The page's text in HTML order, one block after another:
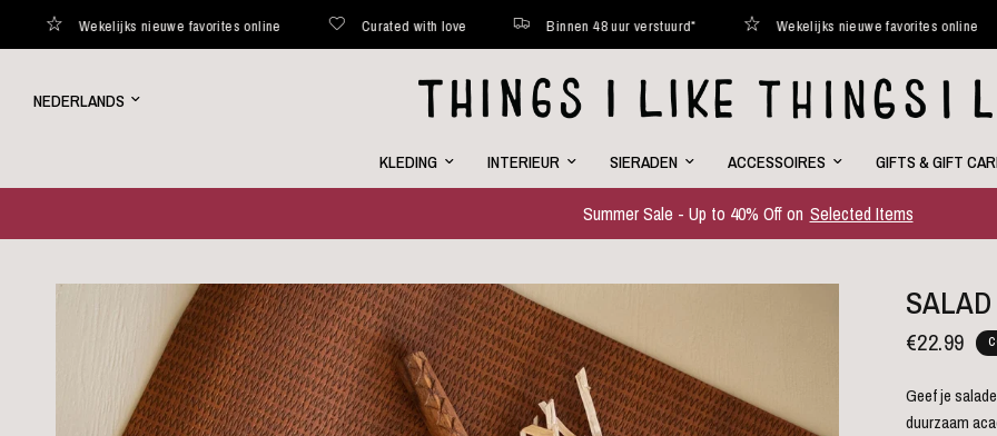
Wekelijks nieuwe favorites online Curated with love Binnen 48 uur verstuurd* Wekelijks nieuwe favorites online
Land/regio
bijwerken
KLEDING INTERIEUR SIERADEN ACCESSOIRES GIFTS & GIFT
Summer Sale - Up to 40% Off on Selected Items
€22.99
Geef je
duurzaam